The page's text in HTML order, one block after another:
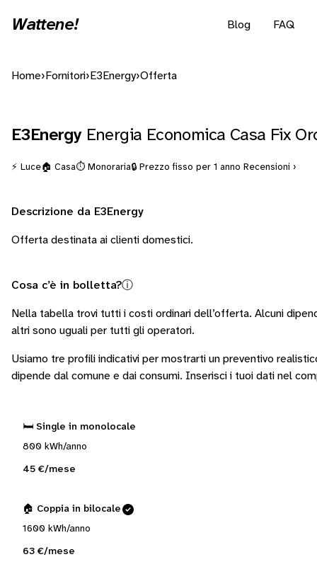
Wattene! Blog FAQ
Home› Fornitori› E3Energy›Offerta
E3Energy Energia Economica Casa Fix
⚡ Luce🏠 Casa⏱️ Monoraria🔒 Prezzo fisso per 1 anno Recensioni ›
Descrizione da E3Energy
Offerta destinata ai clienti domestici.
Cosa c’è in bolletta?ⓘ
Nella tabella trovi tutti i costi ordinari dell’offerta. Alcuni
altri sono uguali per tutti gli operatori.
Usiamo tre profili indicativi per mostrarti un preventivo
dipende dal comune e dai consumi. Inserisci i tuoi dati nel
🛏️ Single in monolocale
800 kWh/anno
45 €/mese
🏠 Coppia in bilocale
1600 kWh/anno
63 €/mese